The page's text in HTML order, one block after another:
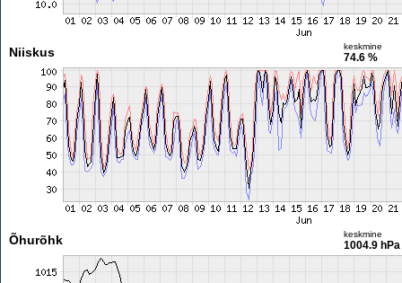
Niiskus keskmine
74.6 %
Õhurõhk keskmine
1004.9 hPa